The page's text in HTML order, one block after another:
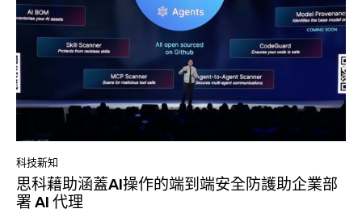
科技新知
思科藉助涵蓋AI操作的端到端安全防護助企業部
署 AI 代理